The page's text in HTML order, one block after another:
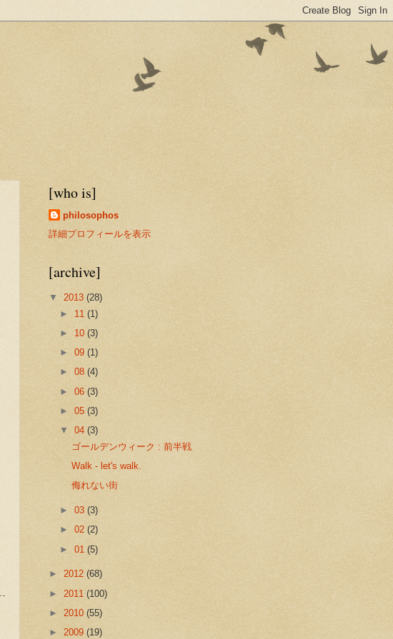
[who is]
philosophos
詳細プロフィールを表示
[archive]
▼ 2013 (28)
► 11(1)
► 10(3)
►09(1)
►08(4)
►06(3)
►05(3)
▼04(3)
ゴールデンウィーク : 前半戦
Walk - let's walk.
侮れない街
►03(3)
►02(2)
►01(5)
► 2012 (68)
► 2011 (100)
► 2010 (55)
► 2009 (19)